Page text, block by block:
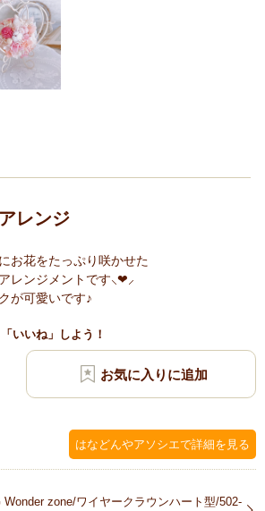
レンジ
お花をたっぷり咲かせた
レンジメントです⸜❤︎⸝
が可愛いです♪
いいね」しよう！
はなどんやアソシエで詳細を見る
zone/ワイヤークラウンハート型/502-